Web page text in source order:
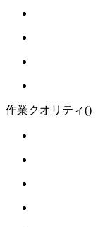
作業クオリティ()